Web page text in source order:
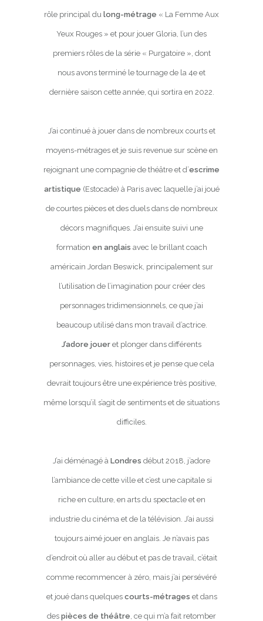
rôle principal du long-métrage « La Femme Aux
Yeux Rouges » et pour jouer Gloria, l’un des
premiers rôles de la série « Purgatoire », dont
nous avons terminé le tournage de la 4e et
dernière saison cette année, qui sortira en 2022.
J’ai continué à jouer dans de nombreux courts et
moyens-métrages et je suis revenue sur scène en
rejoignant une compagnie de théâtre et d’escrime
artistique (Estocade) à Paris avec laquelle j’ai joué
de courtes pièces et des duels dans de nombreux
décors magnifiques. J’ai ensuite suivi une
formation en anglais avec le brillant coach
américain Jordan Beswick, principalement sur
l’utilisation de l’imagination pour créer des
personnages tridimensionnels, ce que j’ai
beaucoup utilisé dans mon travail d’actrice.
J’adore jouer et plonger dans différents
personnages, vies, histoires et je pense que cela
devrait toujours être une expérience très positive,
même lorsqu’il s’agit de sentiments et de situations
difficiles.
J’ai déménagé à Londres début 2018, j’adore
l’ambiance de cette ville et c’est une capitale si
riche en culture, en arts du spectacle et en
industrie du cinéma et de la télévision. J’ai aussi
toujours aimé jouer en anglais. Je n’avais pas
d’endroit où aller au début et pas de travail, c’était
comme recommencer à zéro, mais j’ai persévéré
et joué dans quelques courts-métrages et dans
des pièces de théâtre, ce qui m’a fait retomber